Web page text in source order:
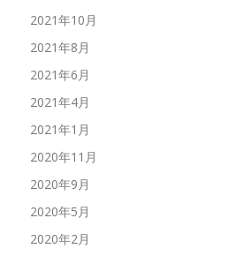
2021年10月
2021年8月
2021年6月
2021年4月
2021年1月
2020年11月
2020年9月
2020年5月
2020年2月